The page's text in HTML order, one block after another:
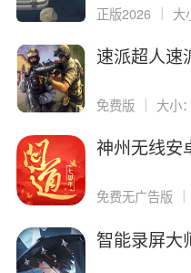
正版2026 ｜ 大
速派超人速
免费版 大小
神州无线安
免费无广告版
智能录屏大